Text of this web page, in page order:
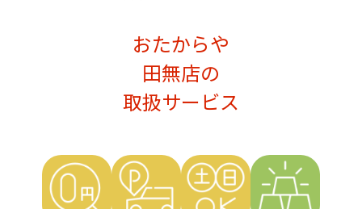
おたからや
田無店の
取扱サービス